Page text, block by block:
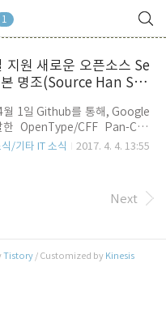
1
원 새로운 오픈소스 Se
명조(Source Han Seri
1일 Github를 통해, Google
OpenType/CFF Pan-CJK
글꼴을 공개 했
개의 문자와 7개 단계의
Light, Regular, Medium,
쇄시에도 매우 아름다운 결과
고 합니다. 글꼴 개발에는
/기타 IT 소식 2017. 4. 4. 13:55
Next
Tistory / Customized by Kinesis